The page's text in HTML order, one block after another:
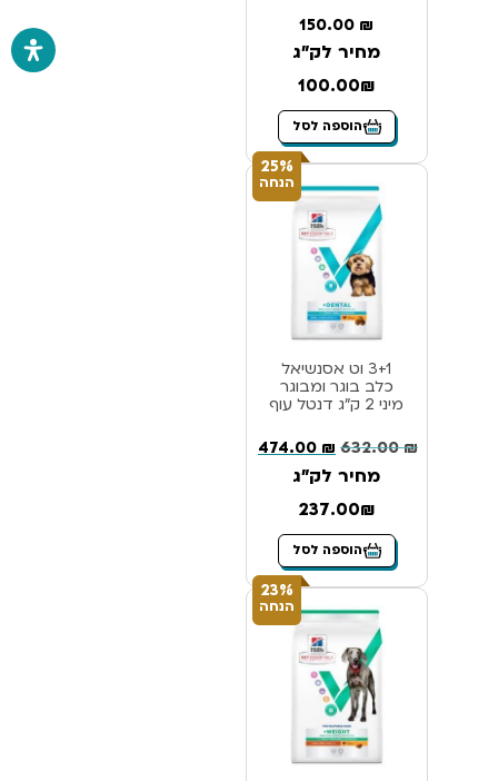
150.00 ₪
מחיר לק"ג
100.00₪
הוספה לסל
25%
הנחה
3+1 וט אסנשיאל
כלב בוגר ומבוגר
מיני 2 ק”ג דנטל עוף
632.00₪
474.00 ₪
מחיר לק"ג
237.00₪
הוספה לסל
23%
הנחה